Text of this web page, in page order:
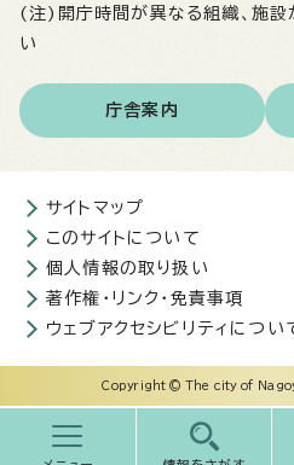
(注)開庁時間が異なる組織、施設
い
庁舎案内
サイトマップ
このサイトについて
個人情報の取り扱い
著作権・リンク・免責事項
ウェブアクセシビリティについ
Copyright © The city of